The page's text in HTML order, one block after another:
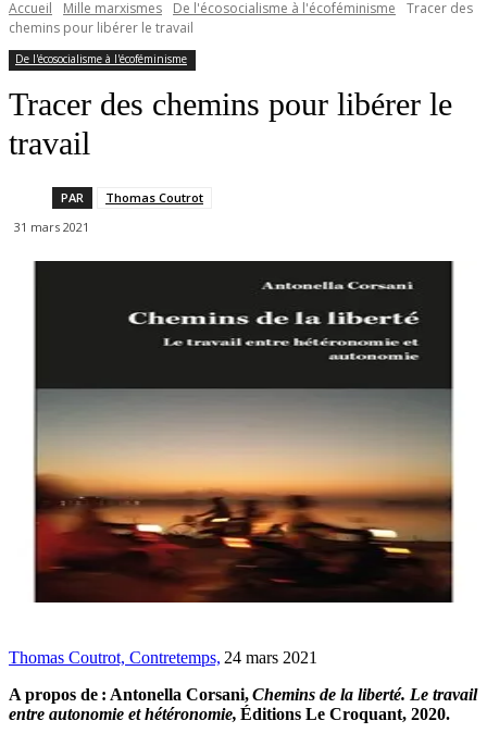
Accueil Mille marxismes De l'écosocialisme à l'écoféminisme
Tracer des
chemins pour libérer le travail
De l'écosocialisme à l'écoféminisme
Tracer des chemins pour libérer le
travail
PAR
Thomas Coutrot
31 mars 2021
Thomas Coutrot, Contretemps, 24 mars 2021
A propos de : Antonella Corsani,Chemins de la liberté. Le travail
entre autonomie et hétéronomie, Éditions Le Croquant, 2020.